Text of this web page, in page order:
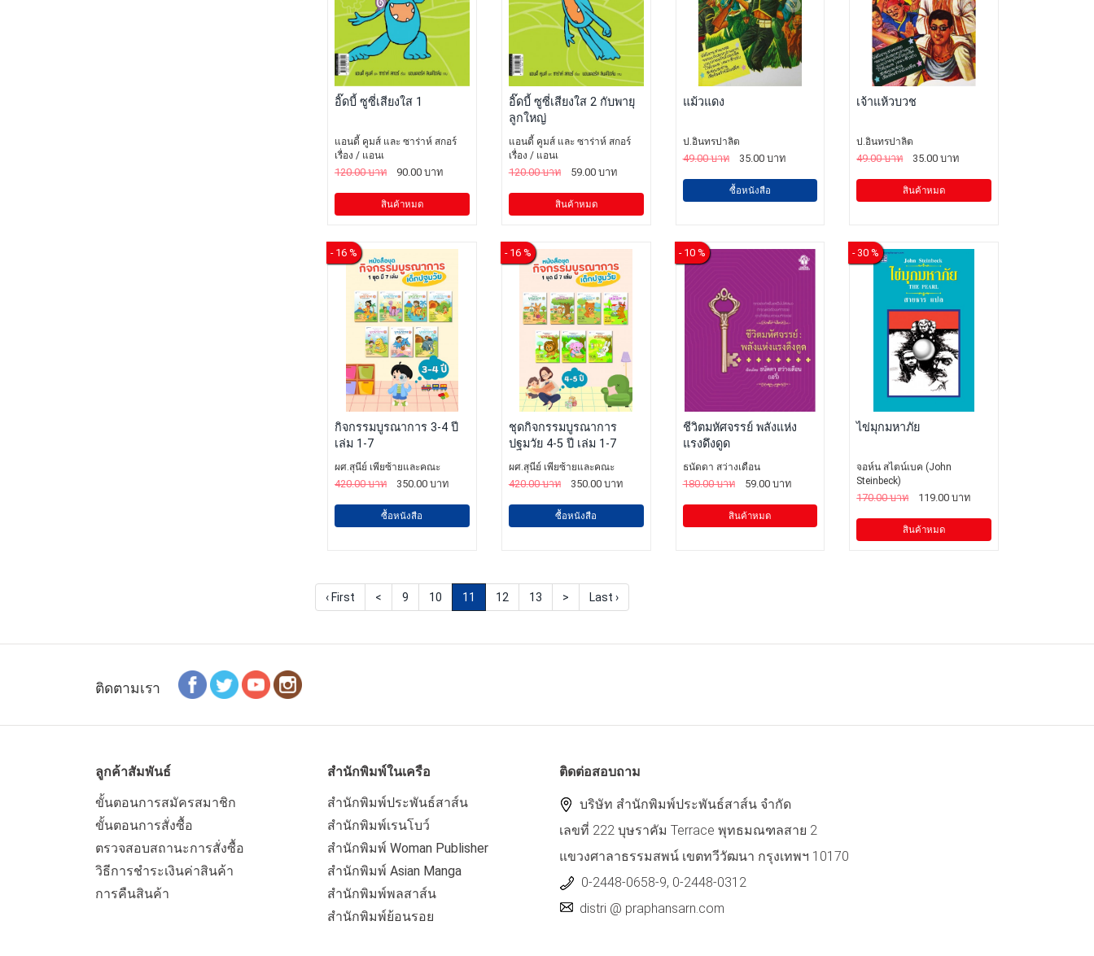
อิ๊ดบี้ ซูซี่เสียงใส 1
แอนดี้ คูมส์ และ ซาร่าห์ สกอร์
เรื่อง / แอนเ
120.00 บาท 90.00 บาท
สินค้าหมด
อิ๊ดบี้ ซูซี่เสียงใส 2 กับพายุ
ลูกใหญ่
แอนดี้ คูมส์ และ ซาร่าห์ สกอร์
เรื่อง / แอนเ
120.00 บาท 59.00 บาท
สินค้าหมด
แม้วแดง
ป.อินทรปาลิต
49.00 บาท 35.00 บาท
ซื้อหนังสือ
เจ้าแห้วบวช
ป.อินทรปาลิต
49.00 บาท 35.00 บาท
สินค้าหมด
- 16 %
กิจกรรมบูรณาการ 3-4 ปี
เล่ม 1-7
ผศ.สุนีย์ เพียซ้ายและคณะ
420.00 บาท 350.00 บาท
ซื้อหนังสือ
- 16 %
ชุดกิจกรรมบูรณาการ
ปฐมวัย 4-5 ปี เล่ม 1-7
ผศ.สุนีย์ เพียซ้ายและคณะ
420.00 บาท 350.00 บาท
ซื้อหนังสือ
- 10 %
ชีวิตมหัศจรรย์ พลังแห่ง
แรงดึงดูด
ธนัดดา สว่างเดือน
180.00 บาท 59.00 บาท
สินค้าหมด
- 30 %
ไข่มุกมหาภัย
จอห์น สไตน์เบค (John
Steinbeck)
170.00 บาท 119.00 บาท
สินค้าหมด
‹ First < 9 10 11 12 13 > Last ›
ติดตามเรา
ลูกค้าสัมพันธ์
ขั้นตอนการสมัครสมาชิก
ขั้นตอนการสั่งซื้อ
ตรวจสอบสถานะการสั่งซื้อ
วิธีการชำระเงินค่าสินค้า
การคืนสินค้า
สำนักพิมพ์ในเครือ
สำนักพิมพ์ประพันธ์สาส์น
สำนักพิมพ์เรนโบว์
สำนักพิมพ์ Woman Publisher
สำนักพิมพ์ Asian Manga
สำนักพิมพ์พลสาส์น
สำนักพิมพ์ย้อนรอย
ติดต่อสอบถาม
บริษัท สำนักพิมพ์ประพันธ์สาส์น จำกัด
เลขที่ 222 บุษราคัม Terrace พุทธมณฑลสาย 2
แขวงศาลาธรรมสพน์ เขตทวีวัฒนา กรุงเทพฯ 10170
0-2448-0658-9, 0-2448-0312
distri @ praphansarn.com